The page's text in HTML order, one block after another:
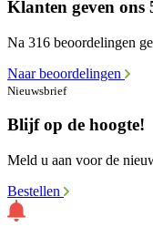
Klanten geven ons
Na 316 beoordelingen
Naar beoordelingen
Nieuwsbrief
Blijf op de hoogte!
Meld u aan voor de
Bestellen